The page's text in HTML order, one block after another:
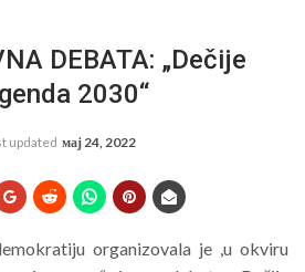
DEBATA: „Dečije
2030“
updated мај 24, 2022
organizovala je ,u okviru